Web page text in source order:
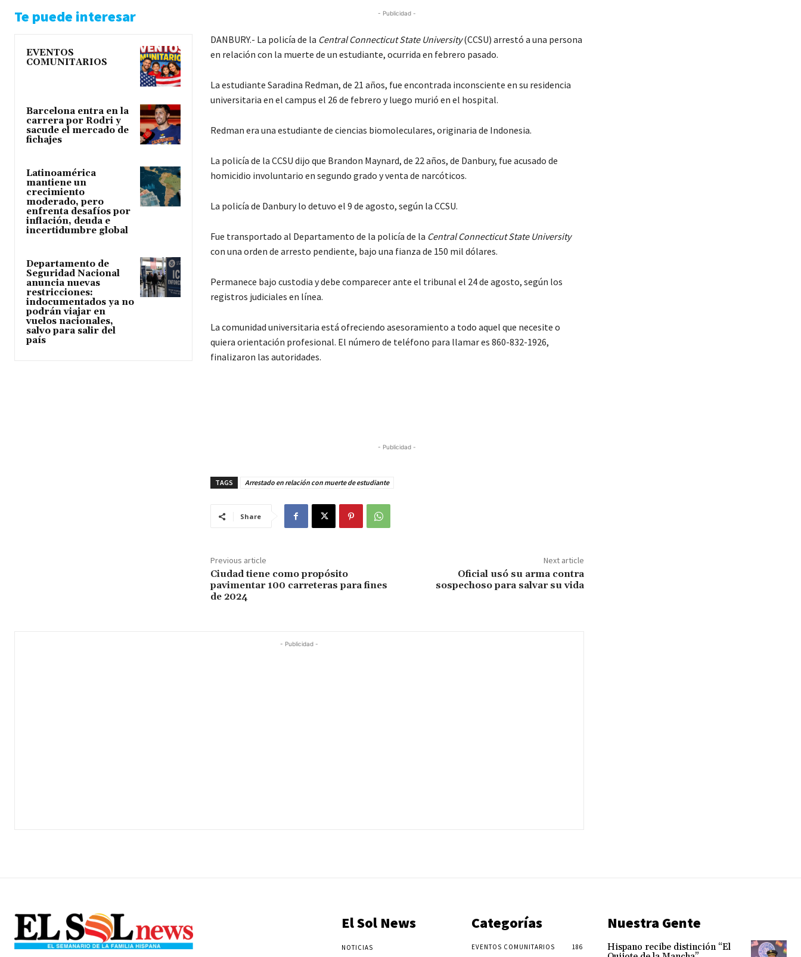
Te puede interesar
EVENTOS
COMUNITARIOS
Barcelona entra en la
carrera por Rodri y
sacude el mercado de
fichajes
Latinoamérica
mantiene un
crecimiento
moderado, pero
enfrenta desafíos por
inflación, deuda e
incertidumbre global
Departamento de
Seguridad Nacional
anuncia nuevas
restricciones:
indocumentados ya no
podrán viajar en
vuelos nacionales,
salvo para salir del
país
- Publicidad -
DANBURY.- La policía de la Central Connecticut State University(CCSU) arrestó a una persona
en relación con la muerte de un estudiante, ocurrida en febrero pasado.
La estudiante Saradina Redman, de 21 años, fue encontrada inconsciente en su residencia
universitaria en el campus el 26 de febrero y luego murió en el hospital.
Redman era una estudiante de ciencias biomoleculares, originaria de Indonesia.
La policía de la CCSU dijo que Brandon Maynard, de 22 años, de Danbury, fue acusado de
homicidio involuntario en segundo grado y venta de narcóticos.
La policía de Danbury lo detuvo el 9 de agosto, según la CCSU.
Fue transportado al Departamento de la policía de la Central Connecticut State University
con una orden de arresto pendiente, bajo una fianza de 150 mil dólares.
Permanece bajo custodia y debe comparecer ante el tribunal el 24 de agosto, según los
registros judiciales en línea.
La comunidad universitaria está ofreciendo asesoramiento a todo aquel que necesite o
quiera orientación profesional. El número de teléfono para llamar es 860-832-1926,
finalizaron las autoridades.
- Publicidad -
TAGS Arrestado en relación con muerte de estudiante
Share
Previous article
Ciudad tiene como propósito
pavimentar 100 carreteras para fines
de 2024
Next article
Oficial usó su arma contra
sospechoso para salvar su vida
- Publicidad -
El Sol News
NOTICIAS
Categorías
EVENTOS COMUNITARIOS 186
Nuestra Gente
Hispano recibe distinción “El